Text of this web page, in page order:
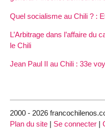
Quel socialisme au Chili ? :
L’Arbitrage dans l’affaire du
le Chili
Jean Paul II au Chili : 33e
2000 - 2026
Plan du site | Se connecter |